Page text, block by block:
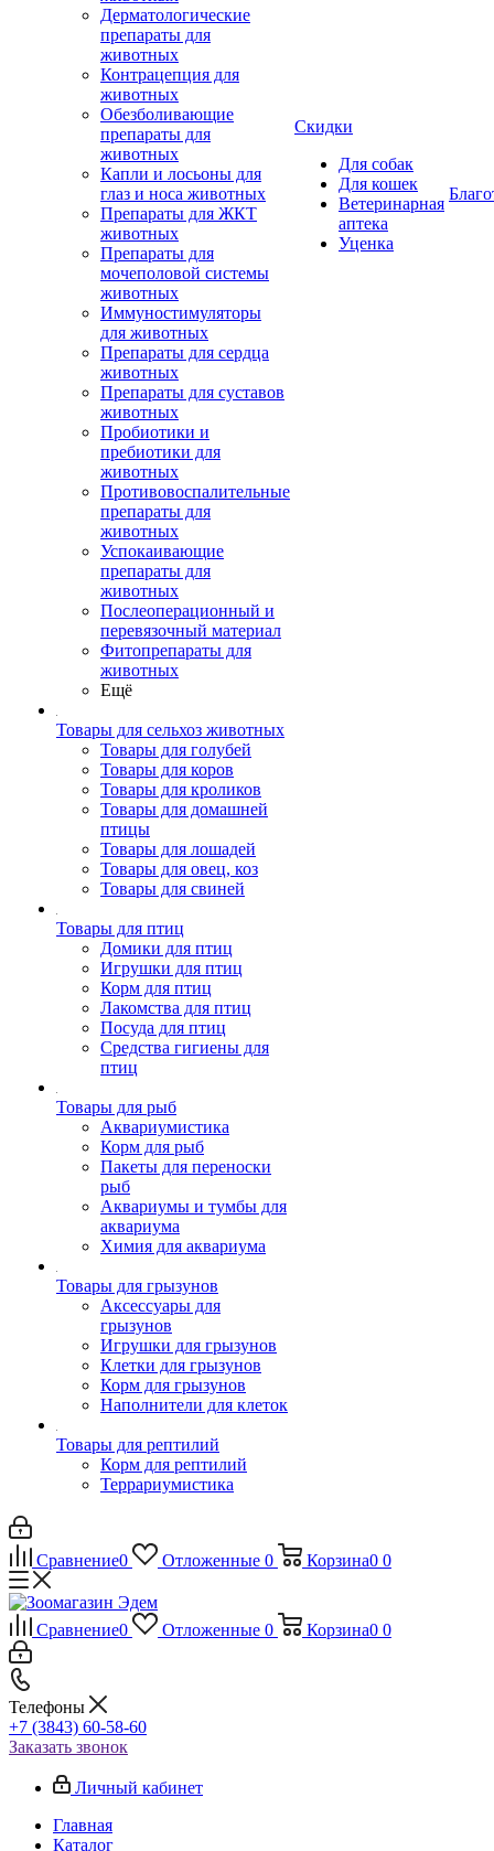
Дерматологические
препараты для
животных
Контрацепция для
животных
Обезболивающие
препараты для
животных
Капли и лосьоны для
глаз и носа животных
Препараты для ЖКТ
животных
Препараты для
мочеполовой системы
животных
Иммуностимуляторы
для животных
Препараты для сердца
животных
Препараты для суставов
животных
Пробиотики и
пребиотики для
животных
Противовоспалительные
препараты для
животных
Успокаивающие
препараты для
животных
Послеоперационный и
перевязочный материал
Фитопрепараты для
животных
Ещё
Товары для сельхоз животных
Товары для голубей
Товары для коров
Товары для кроликов
Товары для домашней
птицы
Товары для лошадей
Товары для овец, коз
Товары для свиней
Товары для птиц
Домики для птиц
Игрушки для птиц
Корм для птиц
Лакомства для птиц
Посуда для птиц
Средства гигиены для
птиц
Товары для рыб
Аквариумистика
Корм для рыб
Пакеты для переноски
рыб
Аквариумы и тумбы для
аквариума
Химия для аквариума
Товары для грызунов
Аксессуары для
грызунов
Игрушки для грызунов
Клетки для грызунов
Корм для грызунов
Наполнители для клеток
Товары для рептилий
Корм для рептилий
Террариумистика
Скидки
Для собак
Для кошек
Ветеринарная
аптека
Уценка
Сравнение0 Отложенные 0 Корзина0 0
Сравнение0 Отложенные 0 Корзина0 0
Телефоны
+7 (3843) 60-58-60
Заказать звонок
Личный кабинет
Главная
Каталог